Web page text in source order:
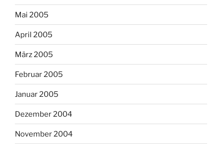
Mai 2005
April 2005
März 2005
Februar 2005
Januar 2005
Dezember 2004
November 2004